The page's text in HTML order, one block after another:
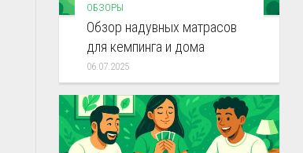
ОБЗОРЫ
Обзор надувных матрасов
для кемпинга и дома
06.07.2025